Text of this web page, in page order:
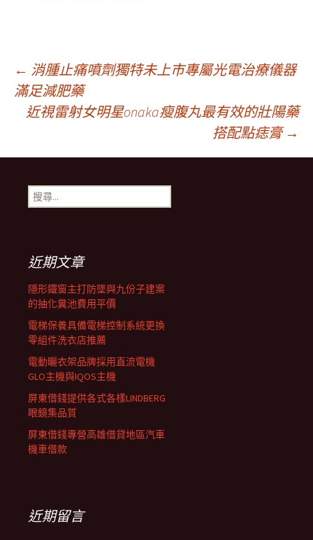
文
章
導
覽
列
← 消腫止痛噴劑獨特未上市專屬光電治療儀器
滿足減肥藥
近視雷射女明星onaka瘦腹丸最有效的壯陽藥
搭配點痣膏 →
搜
尋
近期文章
隱形鐵窗主打防墜與九份子建案
的抽化糞池費用平價
電梯保養具備電梯控制系統更換
零組件洗衣店推薦
電動曬衣架品牌採用直流電機
GLO主機與IQOS主機
屏東借錢提供各式各樣LINDBERG
眼鏡集品質
屏東借錢專營高雄借貸地區汽車
機車借款
近期留言